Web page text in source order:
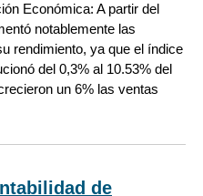
Económica: A partir del
notablemente las
rendimiento, ya que el índice
del 0,3% al 10.53% del
un 6% las ventas
de